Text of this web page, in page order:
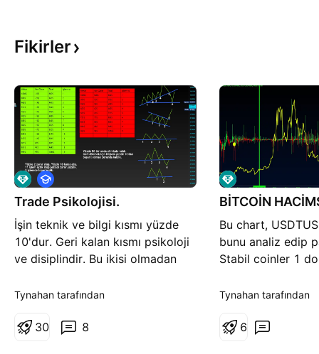
Fikirler
Trade Psikolojisi.
İşin teknik ve bilgi kısmı yüzde
10'dur. Geri kalan kısmı psikoloji
ve disiplindir. Bu ikisi olmadan
bilgisine sahip olsak bile para
arasındaki farkı anlatacağım.
E
ğ
i
i
m
Tynahan tarafından
8
30
BİTCOİN
Bu chart,
bunu analiz edip
Stabil coinler 1
artıp azaldığı
Tynahan tarafından
6